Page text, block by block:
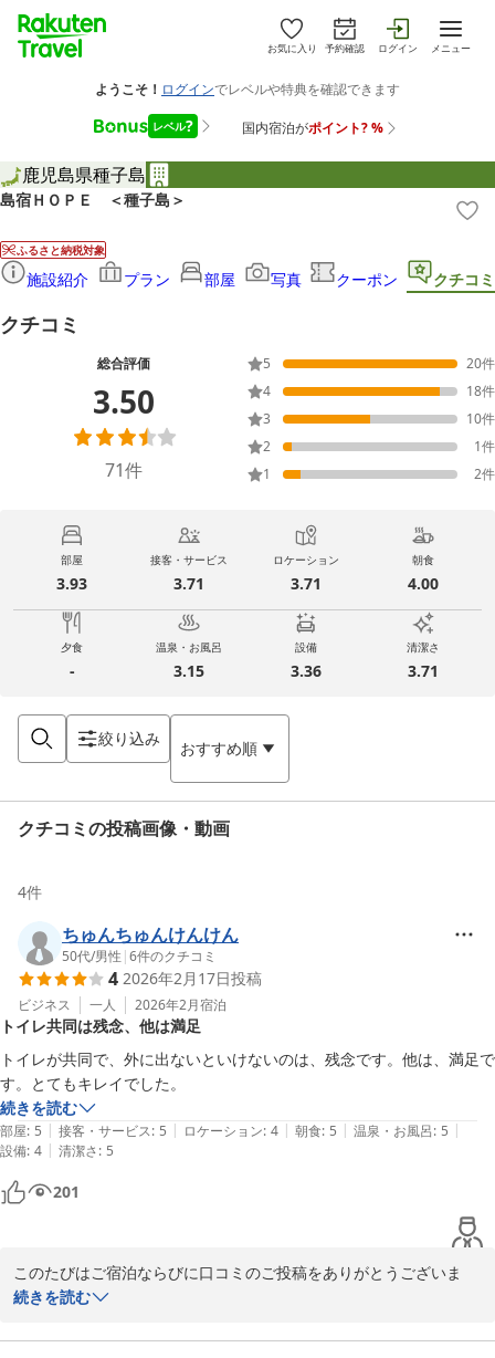
お気に入り 予約確認 ログイン メニュー
鹿児島県種子島
島宿ＨＯＰＥ ＜種子島＞
ふるさと納税対象
施設紹介 プラン 部屋 写真 クーポン クチコミ
クチコミ
総合評価
3.50
71件
5 20件
4
18件
3
10件
2
1件
1
2件
部屋
3.93
接客・サービス
3.71
ロケーション
3.71
朝食
4.00
夕食
-
温泉・お風呂
3.15
設備
3.36
清潔さ
3.71
絞り込み おすすめ順
クチコミの投稿画像・動画
4件
ちゅんちゅんけんけん
50代/男性 |6件のクチコミ
4 2026年2月17日投稿
ビジネス 一人 2026年2月宿泊
トイレ共同は残念、他は満足
トイレが共同で、外に出ないといけないのは、残念です。他は、満足で
す。とてもキレイでした。
続きを読む
部屋: 5 | 接客・サービス: 5 | ロケーション: 4 | 朝食: 5 | 温泉・お風呂: 5 |
設備: 4 | 清潔さ: 5
201
このたびはご宿泊ならびに口コミのご投稿をありがとうございま
す。
たしました。
続きを読む